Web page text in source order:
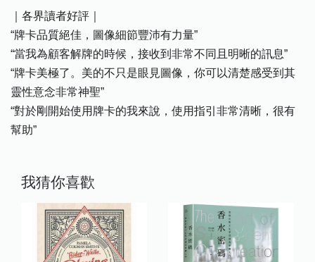
｜各界讀者好評｜
“牌卡品質絕佳，圖像細節豐沛有力量”
“當我為顧客解牌的時候，接收到非常不同且明晰的訊息”
“牌卡美極了。美的不只是眼見圖像，你可以清楚感受到其
靈性意念非常神聖”
“對於剛開始使用牌卡的我來說，使用指引非常清晰，很有
幫助”
我猜你喜歡